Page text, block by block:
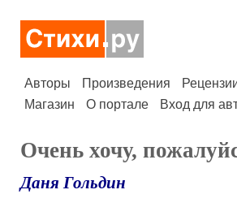
Авторы Произведения
Магазин
О портале Вход для
Очень хочу,
Даня Гольдин